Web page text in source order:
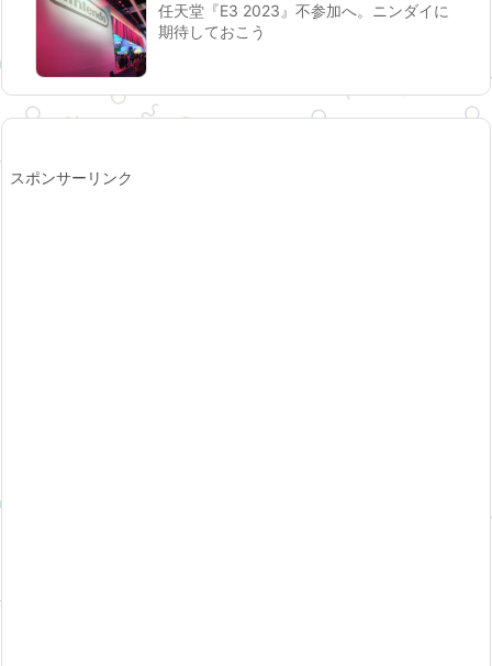
任天堂『E3 2023』不参加へ。ニンダイに
期待しておこう
スポンサーリンク